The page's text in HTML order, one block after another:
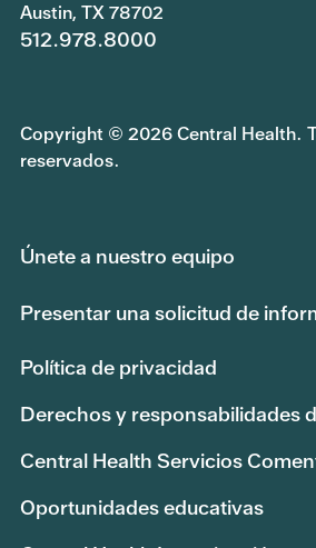
Austin, TX 78702
512.978.8000
Copyright © 2026 Central Health.
reservados.
Únete a nuestro equipo
Presentar una solicitud de
Política de privacidad
Derechos y responsabilidades
Central Health Servicios
Oportunidades educativas